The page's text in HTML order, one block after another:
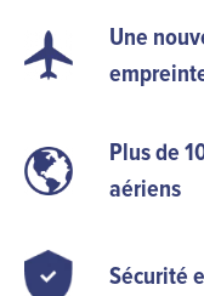
Une
Plus de
aériens
Sécurité